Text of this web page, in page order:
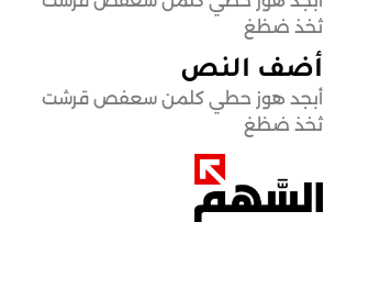
ثخذ ضظغ
أضف النص
أبجد هوز حطي كلمن سعفص قرشت
ثخذ ضظغ